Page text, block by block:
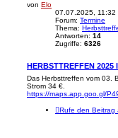
von Elo
07.07.2025, 11:32
Forum: Termine
Thema:
Antworten: 14
Zugriffe: 6326
HERBSTTREFFEN 2025
Das Herbsttreffen vom 03.
Strom 34 €.
https://maps.app.goo.gl/
Rufe den Beitrag